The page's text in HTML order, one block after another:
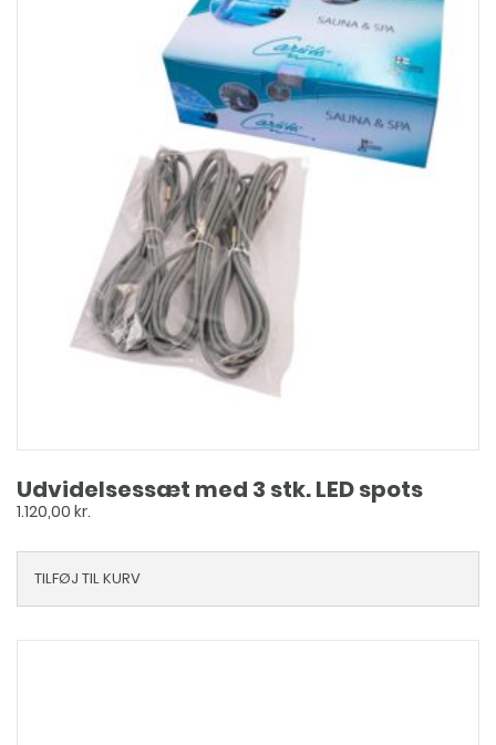
Udvidelsessæt med 3 stk. LED spots
1.120,00 kr.
TILFØJ TIL KURV